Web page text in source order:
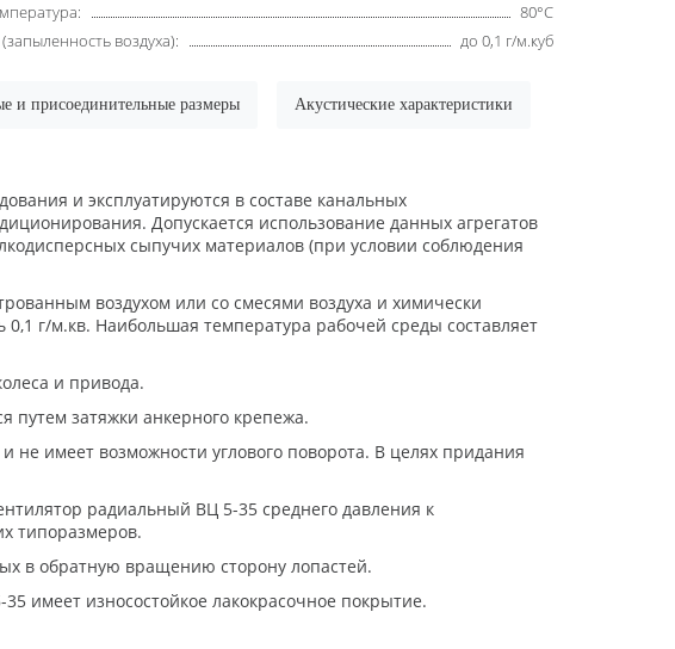
80°С
воздуха):
до 0,1 г/м.куб
и присоединительные размеры Акустические характеристики
и эксплуатируются в составе канальных
Допускается использование данных агрегатов
сыпучих материалов (при условии соблюдения
воздухом или со смесями воздуха и химически
г/м.кв. Наибольшая температура рабочей среды составляет
и привода.
путем затяжки анкерного крепежа.
не имеет возможности углового поворота. В целях придания
радиальный ВЦ 5-35 среднего давления к
типоразмеров.
в обратную вращению сторону лопастей.
имеет износостойкое лакокрасочное покрытие.